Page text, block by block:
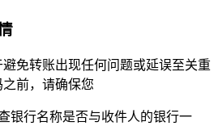
免转账出现任何问题或延误至关重
前，请确保您
银行名称是否与收件人的银行一